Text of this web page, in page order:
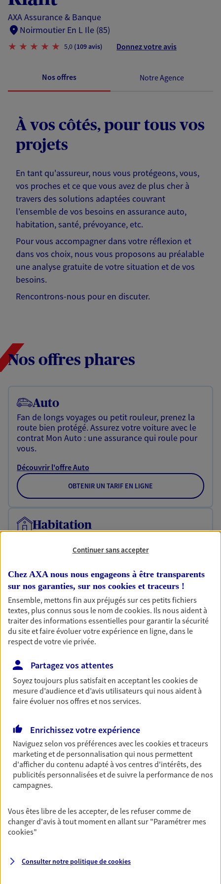
AXA Assurance & Banque
Noirmoutier En L Ile (85)
5,0 (109 avis) Donnez votre avis
Nos offres Notre Agence
À vos côtés, pour tous vos
projets
En tant qu'assureur, nous vous protégeons, vous,
vos proches et ce que vous avez de plus cher à
travers des solutions adaptées couvrant
l'ensemble de vos besoins en assurance auto,
habitation, santé, prévoyance, etc.
Pour vous accompagner dans votre réflexion et
dans vos choix, nous vous proposons au préalable
une analyse gratuite de votre situation et de vos
besoins.
Rencontrons-nous pour en discuter.
Nos offres phares
Auto
Fan de longs voyages ou petit rouleur, prenez la
route bien protégé. Assurez votre voiture avec le
contrat Mon Auto : une assurance qui roule pour
vous.
Découvrir l'offre Auto
OBTENIR UN TARIF EN LIGNE
Habitation
contrat Ma Maison assure votre sérénité en
Découvrir l'offre Habitation
OBTENIR UN TARIF EN LIGNE
Garantie Accidents de la Vie
ou grande lectrice… personne n'est à l'abri d'un
accident du quotidien. Avec Ma Protection
Accident, protégez votre qualité de vie et vos
revenus.
OBTENIR UN TARIF EN LIGNE
Multirisque Entreprise
Gagnez en simplicité et en sérénité avec votre
assurance multirisque entreprise. Un contrat
équipements et stocks… sans oublier votre
responsabilité civile.
DEMANDER UN DEVIS
Continuer sans accepter
Chez AXA nous nous engageons à être transparents
sur nos garanties, sur nos cookies et traceurs !
Ensemble, mettons fin aux préjugés sur ces petits fichiers
textes, plus connus sous le nom decookies. Ils nous aident à
traiter des informations essentielles pour garantir la sécurité
du site et faire évoluer votre expérience en ligne, dans le
respect de votre vie privée.
Partagez vos attentes
Soyez toujours plus satisfait en acceptant lescookiesde
mesure d’audience et d’avis utilisateurs qui nous aident à
faire évoluer nos offres et nos services.
Enrichissez votre expérience
Naviguez selon vos préférences avec lescookies et traceurs
marketing et de personnalisation qui nous permettent
d'afficher du contenu adapté à vos centres d'intérêts, des
publicités personnalisées et de suivre la performance de nos
campagnes.
Vous êtes libre de les accepter, de les refuser comme de
changer d'avis à tout moment en allant sur "Paramétrer mes
cookies"
Consulter notre politique decookies